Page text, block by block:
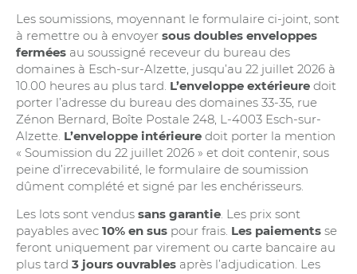
Les soumissions, moyennant le formulaire ci-joint, sont
à remettre ou à envoyer sous doubles enveloppes
fermées au soussigné receveur du bureau des
domaines à Esch-sur-Alzette, jusqu’au 22 juillet 2026 à
10.00 heures au plus tard. L’enveloppe extérieure doit
porter l’adresse du bureau des domaines 33-35, rue
Zénon Bernard, Boîte Postale 248, L-4003 Esch-sur-
Alzette. L’enveloppe intérieure doit porter la mention
« Soumission du 22 juillet 2026 » et doit contenir, sous
peine d’irrecevabilité, le formulaire de soumission
dûment complété et signé par les enchérisseurs.
Les lots sont vendus sans garantie. Les prix sont
payables avec 10% en sus pour frais. Les paiements se
feront uniquement par virement ou carte bancaire au
plus tard 3 jours ouvrables après l’adjudication. Les